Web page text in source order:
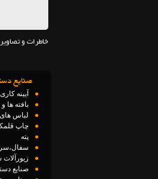
خاطرات و
صنایع
●
آیینه
●
بافته ها و
●
لباس
●
چاپ
●
پته
●
●
●
صنایع